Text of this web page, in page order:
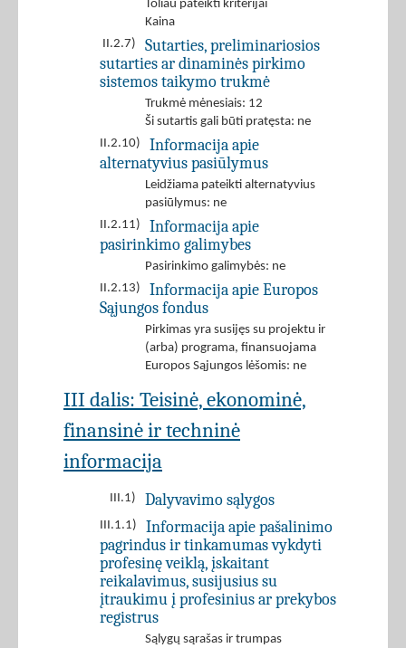
Toliau pateikti kriterijai
Kaina
II.2.7)
Sutarties, preliminariosios
sutarties ar dinaminės pirkimo
sistemos taikymo trukmė
Trukmė mėnesiais: 12
Ši sutartis gali būti pratęsta: ne
II.2.10)
Informacija apie
alternatyvius pasiūlymus
Leidžiama pateikti alternatyvius
pasiūlymus: ne
II.2.11)
Informacija apie
pasirinkimo galimybes
Pasirinkimo galimybės: ne
II.2.13)
Informacija apie Europos
Sąjungos fondus
Pirkimas yra susijęs su projektu ir
(arba) programa, finansuojama
Europos Sąjungos lėšomis: ne
III dalis: Teisinė, ekonominė,
finansinė ir techninė
informacija
III.1) Dalyvavimo sąlygos
III.1.1)
Informacija apie pašalinimo
pagrindus ir tinkamumas vykdyti
profesinę veiklą, įskaitant
reikalavimus, susijusius su
įtraukimu į profesinius ar prekybos
registrus
Sąlygų sąrašas ir trumpas